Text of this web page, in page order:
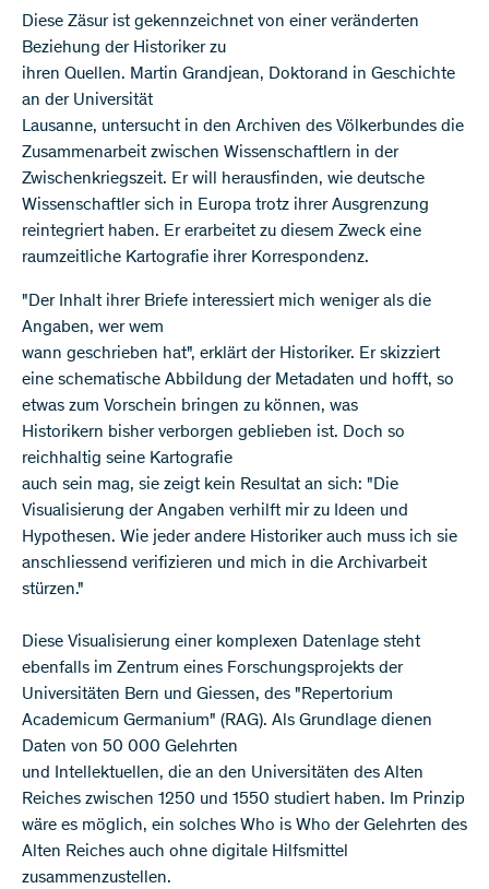
Diese Zäsur ist gekennzeichnet von einer veränderten
Beziehung der Historiker zu
ihren Quellen. Martin Grandjean, Doktorand in Geschichte
an der Universität
Lausanne, untersucht in den Archiven des Völkerbundes die
Zusammenarbeit zwischen Wissenschaftlern in der
Zwischenkriegszeit. Er will herausfinden, wie deutsche
Wissenschaftler sich in Europa trotz ihrer Ausgrenzung
reintegriert haben. Er erarbeitet zu diesem Zweck eine
raumzeitliche Kartografie ihrer Korrespondenz.
"Der Inhalt ihrer Briefe interessiert mich weniger als die
Angaben, wer wem
wann geschrieben hat", erklärt der Historiker. Er skizziert
eine schematische Abbildung der Metadaten und hofft, so
etwas zum Vorschein bringen zu können, was
Historikern bisher verborgen geblieben ist. Doch so
reichhaltig seine Kartografie
auch sein mag, sie zeigt kein Resultat an sich: "Die
Visualisierung der Angaben verhilft mir zu Ideen und
Hypothesen. Wie jeder andere Historiker auch muss ich sie
anschliessend verifizieren und mich in die Archivarbeit
stürzen."
Diese Visualisierung einer komplexen Datenlage steht
ebenfalls im Zentrum eines Forschungsprojekts der
Universitäten Bern und Giessen, des "Repertorium
Academicum Germanium" (RAG). Als Grundlage dienen
Daten von 50 000 Gelehrten
und Intellektuellen, die an den Universitäten des Alten
Reiches zwischen 1250 und 1550 studiert haben. Im Prinzip
wäre es möglich, ein solches Who is Who der Gelehrten des
Alten Reiches auch ohne digitale Hilfsmittel
zusammenzustellen.